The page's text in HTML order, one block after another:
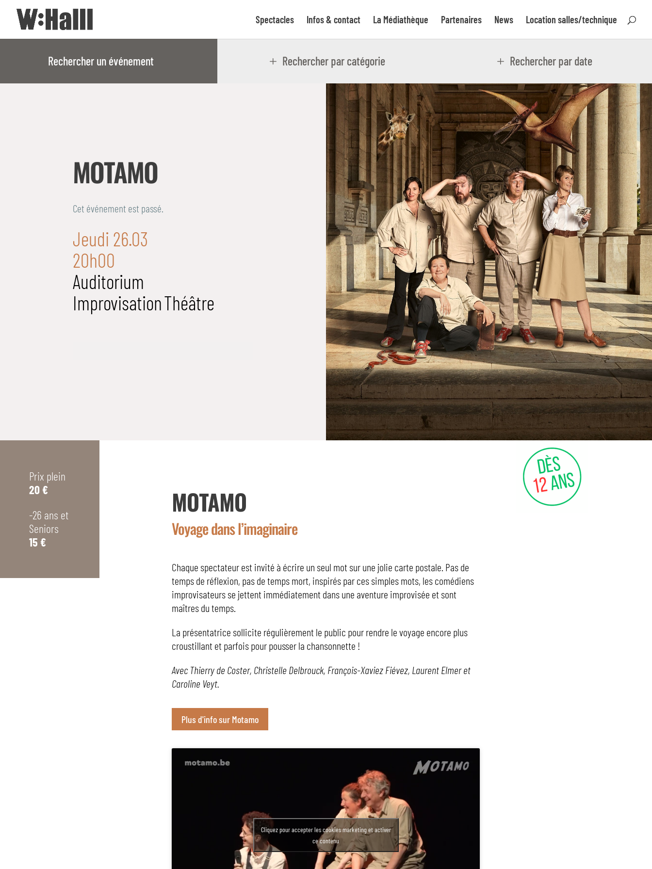
Spectacles Infos & contact La Médiathèque Partenaires News Location salles/technique
Rechercher un événement Rechercher par catégorie Rechercher par date
MOTAMO
Cet événement est passé.
Jeudi 26.03
20h00
Auditorium
ImprovisationThéâtre
Prix plein
20 €
-26 ans et
Seniors
15 €
MOTAMO
Voyage dans l’imaginaire
Chaque spectateur est invité à écrire un seul mot sur une jolie carte postale. Pas de
temps de réflexion, pas de temps mort, inspirés par ces simples mots, les comédiens
improvisateurs se jettent immédiatement dans une aventure improvisée et sont
maîtres du temps.
La présentatrice sollicite régulièrement le public pour rendre le voyage encore plus
croustillant et parfois pour pousser la chansonnette !
Avec Thierry de Coster, Christelle Delbrouck, François-Xaviez Fiévez, Laurent Elmer et
Caroline Veyt.
Plus d'info sur Motamo
Cliquez pour accepter les cookies marketing et activer
ce contenu